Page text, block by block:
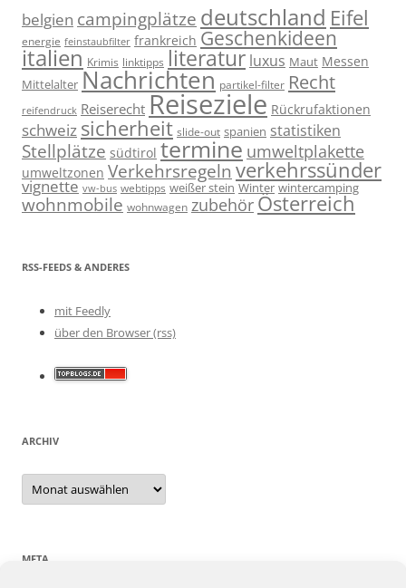
belgien campingplätze deutschland Eifel
energie feinstaubfilter frankreich Geschenkideen
italien Krimis linktipps literatur luxus Maut Messen
Mittelalter Nachrichten partikel-filter Recht
reifendruck Reiserecht Reiseziele Rückrufaktionen
schweiz sicherheit slide-out spanien statistiken
Stellplätze südtirol termine umweltplakette
umweltzonen Verkehrsregeln verkehrssünder
vignette vw-bus webtipps weißer stein Winter wintercamping
wohnmobile wohnwagen zubehör Österreich
RSS-FEEDS & ANDERES
mit Feedly
über den Browser (rss)
ARCHIV
Archiv
META